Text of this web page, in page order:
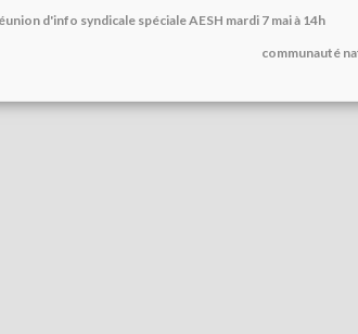
d'info syndicale spéciale AESH mardi 7 mai à 14h
communauté